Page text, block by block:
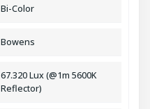
Bi-Color
Bowens
67.320 Lux (@1m 5600K
Reflector)